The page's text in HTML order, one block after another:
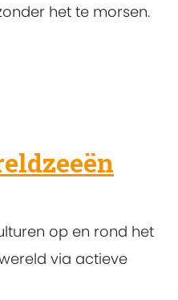
het te morsen.
op en rond het
via actieve